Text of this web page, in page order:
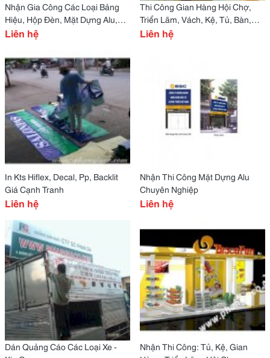
Nhận Gia Công Các Loại Bảng
Hiệu, Hộp Đèn, Mặt Dựng Alu,
Chữ Nổi, Led
Liên hệ
Thi Công Gian Hàng Hội Chợ,
Triển Lãm, Vách, Kệ, Tủ, Bàn,
Booth
Liên hệ
In Kts Hiflex, Decal, Pp, Backlit
Giá Cạnh Tranh
Liên hệ
Nhận Thi Công Mặt Dựng Alu
Chuyên Nghiệp
Liên hệ
Dán Quảng Cáo Các Loại Xe -
Nhận Thi Công: Tủ, Kệ, Gian